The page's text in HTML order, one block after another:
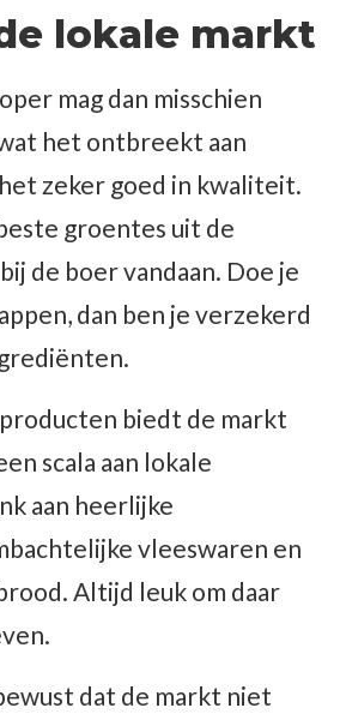
lokale markt
mag dan misschien
het ontbreekt aan
zeker goed in kwaliteit.
groentes uit de
de boer vandaan. Doe je
dan ben je verzekerd
biedt de markt
scala aan lokale
aan heerlijke
vleeswaren en
Altijd leuk om daar
dat de markt niet